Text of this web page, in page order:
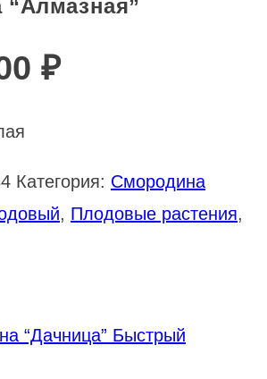
₽
Категория: Смородина
, Плодовые растения,
Быстрый